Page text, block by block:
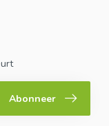
Abonneer